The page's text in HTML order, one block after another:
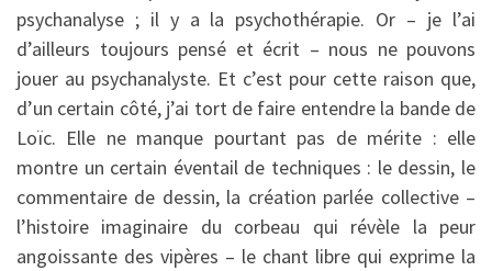
psychanalyse ; il y a la psychothérapie. Or – je l’ai
d’ailleurs toujours pensé et écrit – nous ne pouvons
jouer au psychanalyste. Et c’est pour cette raison que,
d’un certain côté, j’ai tort de faire entendre la bande de
Loïc. Elle ne manque pourtant pas de mérite : elle
montre un certain éventail de techniques : le dessin, le
commentaire de dessin, la création parlée collective –
l’histoire imaginaire du corbeau qui révèle la peur
angoissante des vipères – le chant libre qui exprime la